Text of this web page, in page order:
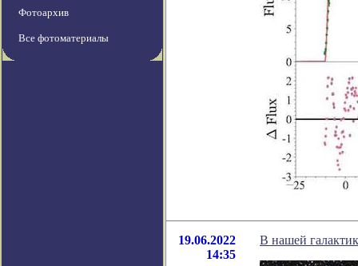
Фотоархив
Все фотоматериалы
19.06.2022
14:35
В нашей